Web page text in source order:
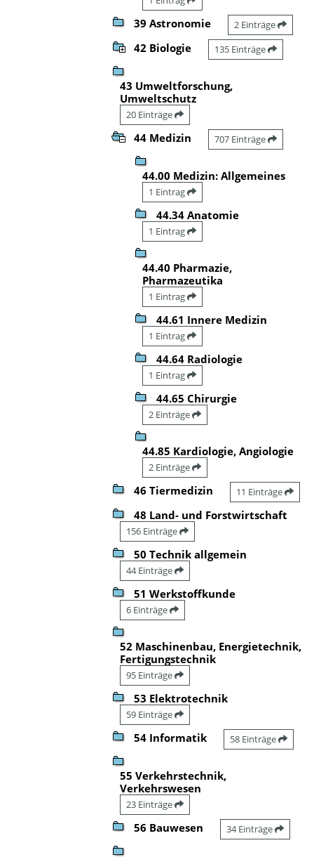
39 Astronomie 2 Einträge
42 Biologie 135 Einträge
43 Umweltforschung,
Umweltschutz
20 Einträge
44 Medizin 707 Einträge
44.00 Medizin: Allgemeines
1 Eintrag
44.34 Anatomie
1 Eintrag
44.40 Pharmazie,
Pharmazeutika
1 Eintrag
44.61 Innere Medizin
1 Eintrag
44.64 Radiologie
1 Eintrag
44.65 Chirurgie
2 Einträge
44.85 Kardiologie, Angiologie
2 Einträge
46 Tiermedizin 11 Einträge
48 Land- und Forstwirtschaft
156 Einträge
50 Technik allgemein
44 Einträge
51 Werkstoffkunde
6 Einträge
52 Maschinenbau, Energietechnik,
Fertigungstechnik
95 Einträge
53 Elektrotechnik
59 Einträge
54 Informatik 58 Einträge
55 Verkehrstechnik,
Verkehrswesen
23 Einträge
56 Bauwesen 34 Einträge